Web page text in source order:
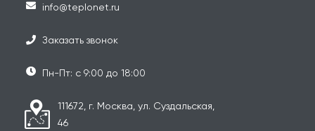
info@teplonet.ru
Заказать звонок
Пн-Пт: с 9:00 до 18:00
111672, г. Москва, ул. Суздальская,
46